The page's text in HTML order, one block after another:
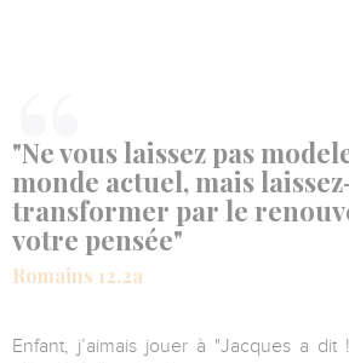
"Ne vous laissez pas
monde actuel, mais
transformer par le
votre pensée"
Romains 12.2a
Enfant, j’aimais jouer à "Jacques a